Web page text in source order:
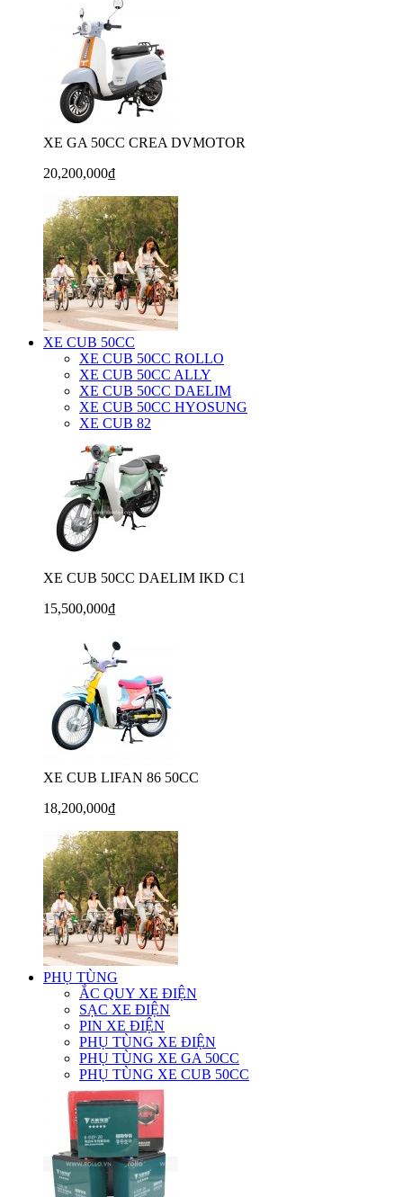
XE GA 50CC CREA DVMOTOR
20,200,000₫
XE CUB 50CC
XE CUB 50CC ROLLO
XE CUB 50CC ALLY
XE CUB 50CC DAELIM
XE CUB 50CC HYOSUNG
XE CUB 82
XE CUB 50CC DAELIM IKD C1
15,500,000₫
XE CUB LIFAN 86 50CC
18,200,000₫
PHỤ TÙNG
ẮC QUY XE ĐIỆN
SẠC XE ĐIỆN
PIN XE ĐIỆN
PHỤ TÙNG XE ĐIỆN
PHỤ TÙNG XE GA 50CC
PHỤ TÙNG XE CUB 50CC